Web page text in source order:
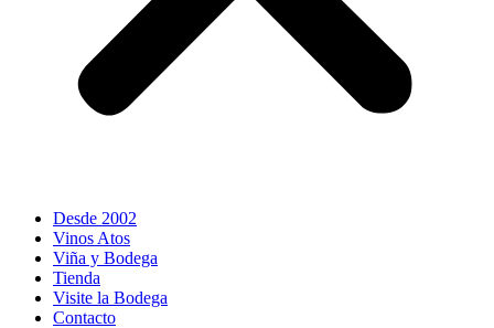
Desde 2002
Vinos Atos
Viña y Bodega
Tienda
Visite la Bodega
Contacto